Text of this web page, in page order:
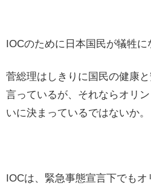
IOCのために日本国民が犠牲
菅総理はしきりに国民の健康
言っているが、それならオリ
いに決まっているではないか。
IOCは、緊急事態宣言下でも